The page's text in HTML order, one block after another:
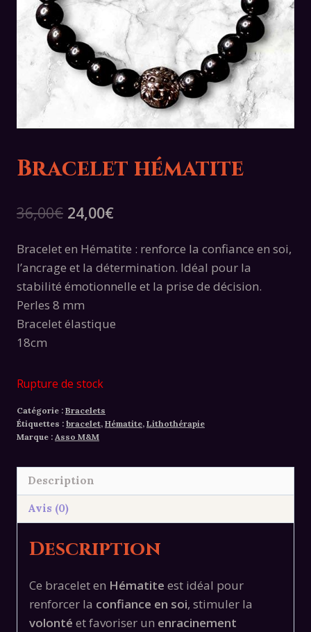
Bracelet hématite
36,00€ Le
initial
était :
36,00€.
24,00€Le
actuel
est :
Bracelet en Hématite : renforce la confiance en soi,
l’ancrage et la détermination. Idéal pour la
stabilité émotionnelle et la prise de décision.
Perles 8 mm
Bracelet élastique
18cm
Rupture de stock
Catégorie : Bracelets
Étiquettes : bracelet, Hématite, Lithothérapie
Marque : Asso M&M
Description
Avis (0)
Description
Ce bracelet en Hématite est idéal pour
renforcer la confiance en soi, stimuler la
volonté et favoriser un enracinement